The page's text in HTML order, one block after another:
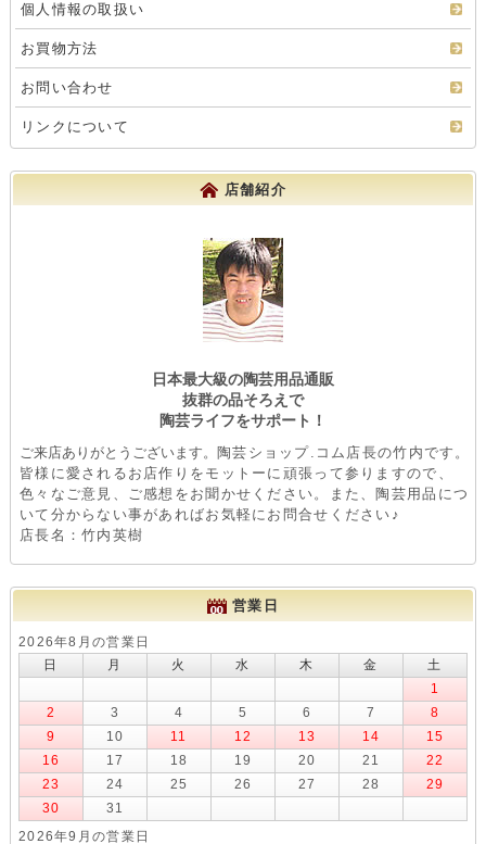
個人情報の取扱い
お買物方法
お問い合わせ
リンクについて
店舗紹介
日本最大級の陶芸用品通販
抜群の品そろえで
陶芸ライフをサポート！
ご来店ありがとうございます。 陶芸ショップ.コム店長の竹内です。
皆様に愛されるお店作りをモットーに頑張って参りますので、
色々なご意見、ご感想をお聞かせください。また、陶芸用品につ
いて分からない事があればお気軽にお問合せください♪
店長名：竹内英樹
営業日
2026年8月の営業日
日
月 火 水 木 金
土
1
2
3 4 5 6 7
8
9
10 11 12 13 14
15
16
17 18 19 20 21
22
23
24 25 26 27 28
29
30
31
2026年9月の営業日